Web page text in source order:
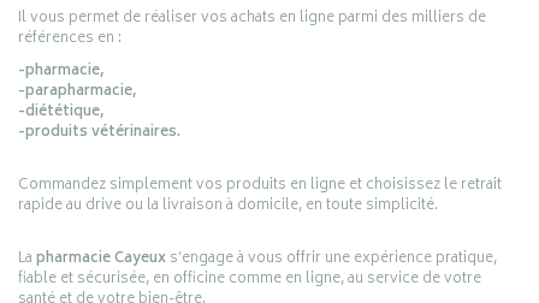
Il vous permet de réaliser vos achats en ligne parmi des milliers de
références en :
-pharmacie,
-parapharmacie,
-diététique,
-produits vétérinaires.
Commandez simplement vos produits en ligne et choisissez le retrait
rapide au drive ou la livraison à domicile, en toute simplicité.
Lapharmacie Cayeuxs’engage à vous offrir une expérience pratique,
fiable et sécurisée, en officine comme en ligne, au service de votre